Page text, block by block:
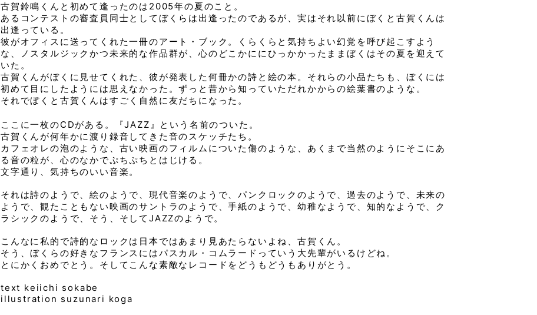
古賀鈴鳴くんと初めて逢ったのは2005年の夏のこと。
あるコンテストの審査員同士としてぼくらは出逢ったのであるが、実はそれ以前にぼくと古賀くんは
出逢っている。
彼がオフィスに送ってくれた一冊のアート・ブック。くらくらと気持ちよい幻覚を呼び起こすよう
な、ノスタルジックかつ未来的な作品群が、心のどこかににひっかかったままぼくはその夏を迎えて
いた。
古賀くんがぼくに見せてくれた、彼が発表した何冊かの詩と絵の本。それらの小品たちも、ぼくには
初めて目にしたようには思えなかった。ずっと昔から知っていただれかからの絵葉書のような。
それでぼくと古賀くんはすごく自然に友だちになった。
ここに一枚のCDがある。『JAZZ』という名前のついた。
古賀くんが何年かに渡り録音してきた音のスケッチたち。
カフェオレの泡のような、古い映画のフィルムについた傷のような、あくまで当然のようにそこにあ
る音の粒が、心のなかでぷちぷちとはじける。
文字通り、気持ちのいい音楽。
それは詩のようで、絵のようで、現代音楽のようで、パンクロックのようで、過去のようで、未来の
ようで、観たこともない映画のサントラのようで、手紙のようで、幼稚なようで、知的なようで、ク
ラシックのようで、そう、そしてJAZZのようで。
こんなに私的で詩的なロックは日本ではあまり見あたらないよね、古賀くん。
そう、ぼくらの好きなフランスにはパスカル・コムラードっていう大先輩がいるけどね。
とにかくおめでとう。そしてこんな素敵なレコードをどうもどうもありがとう。
text keiichi sokabe
illustration suzunari koga